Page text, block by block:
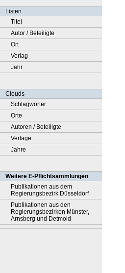
Listen
Titel
Autor / Beteiligte
Ort
Verlag
Jahr
Clouds
Schlagwörter
Orte
Autoren / Beteiligte
Verlage
Jahre
Weitere E-Pflichtsammlungen
Publikationen aus dem
Regierungsbezirk Düsseldorf
Publikationen aus den
Regierungsbezirken Münster,
Arnsberg und Detmold